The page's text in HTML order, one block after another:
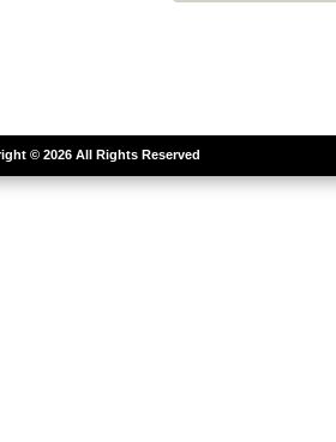
© 2026 All Rights Reserved